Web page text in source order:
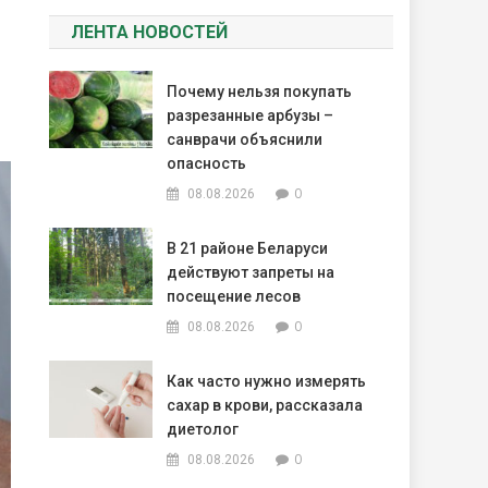
ЛЕНТА НОВОСТЕЙ
Почему нельзя покупать
разрезанные арбузы –
санврачи объяснили
опасность
08.08.2026 0
В 21 районе Беларуси
действуют запреты на
посещение лесов
08.08.2026 0
Как часто нужно измерять
сахар в крови, рассказала
диетолог
08.08.2026 0